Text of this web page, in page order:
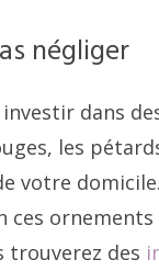
négliger
dans
les
votre
ces
trouverez des